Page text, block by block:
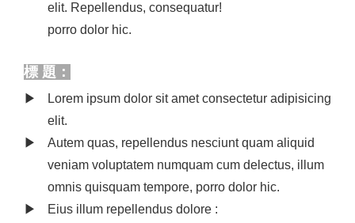
elit. Repellendus, consequatur!
porro dolor hic.
標 題：
Lorem ipsum dolor sit amet consectetur adipisicing
elit.
Autem quas, repellendus nesciunt quam aliquid
veniam voluptatem numquam cum delectus, illum
omnis quisquam tempore, porro dolor hic.
Eius illum repellendus dolore :